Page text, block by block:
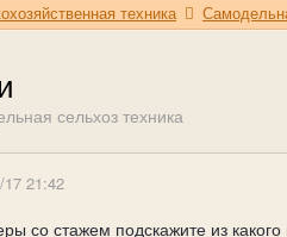
техника
сельхоз техника
17 21:42
со стажем подскажите из